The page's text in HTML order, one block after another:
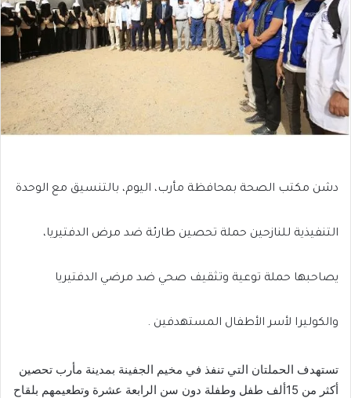
دشن مكتب الصحة بمحافظة مأرب، اليوم، بالتنسيق مع الوحدة
التنفيذية للنازحين حملة تحصين طارئة ضد مرض الدفتيريا،
يصاحبها حملة توعية وتثقيف صحي ضد مرضي الدفتيريا
والكوليرا لأسر الأطفال المستهدفين .
تستهدف الحملتان التي تنفذ في مخيم الجفينة بمدينة مأرب تحصين
أكثر من 15ألف طفل وطفلة دون سن الرابعة عشرة وتطعيمهم بلقاح